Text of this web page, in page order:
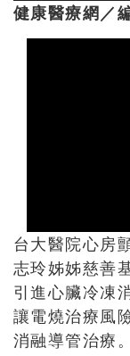
健康醫療網／
台大醫院心房
志玲姊姊慈善
引進心臟冷凍
讓電燒治療風
消融導管治療。